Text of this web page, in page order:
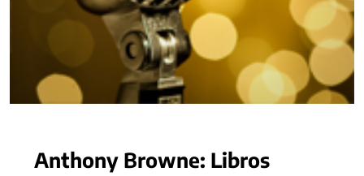
Anthony Browne: Libros